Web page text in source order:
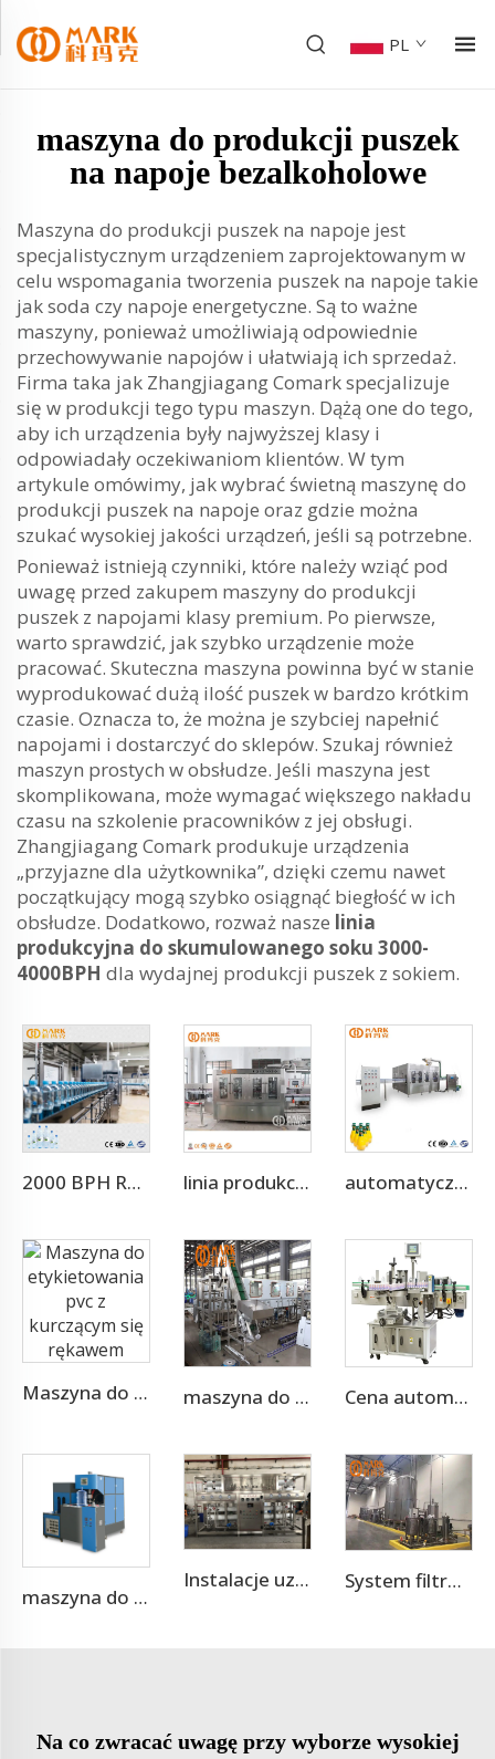
PL
maszyna do produkcji puszek
na napoje bezalkoholowe
Maszyna do produkcji puszek na napoje jest
specjalistycznym urządzeniem zaprojektowanym w
celu wspomagania tworzenia puszek na napoje takie
jak soda czy napoje energetyczne. Są to ważne
maszyny, ponieważ umożliwiają odpowiednie
przechowywanie napojów i ułatwiają ich sprzedaż.
Firma taka jak Zhangjiagang Comark specjalizuje
się w produkcji tego typu maszyn. Dążą one do tego,
aby ich urządzenia były najwyższej klasy i
odpowiadały oczekiwaniom klientów. W tym
artykule omówimy, jak wybrać świetną maszynę do
produkcji puszek na napoje oraz gdzie można
szukać wysokiej jakości urządzeń, jeśli są potrzebne.
Ponieważ istnieją czynniki, które należy wziąć pod
uwagę przed zakupem maszyny do produkcji
puszek z napojami klasy premium. Po pierwsze,
warto sprawdzić, jak szybko urządzenie może
pracować. Skuteczna maszyna powinna być w stanie
wyprodukować dużą ilość puszek w bardzo krótkim
czasie. Oznacza to, że można je szybciej napełnić
napojami i dostarczyć do sklepów. Szukaj również
maszyn prostych w obsłudze. Jeśli maszyna jest
skomplikowana, może wymagać większego nakładu
czasu na szkolenie pracowników z jej obsługi.
Zhangjiagang Comark produkuje urządzenia
„przyjazne dla użytkownika”, dzięki czemu nawet
początkujący mogą szybko osiągnąć biegłość w ich
obsłudze. Dodatkowo, rozważ nasze linia
produkcyjna do skumulowanego soku 3000-
4000BPH dla wydajnej produkcji puszek z sokiem.
2000 BPH Rotacyjna Maszyna 3 w 1 do Napełniania Wody (CGF8-8-3) linia produkcyjna do napełniania wody niegazowanej o wydajności 10 000 BPH automatyczne butelki z sokiem
Maszyna do etykietowania pvc z kurczącym się rękawem maszyna do butelkowania wody 300 Bph 5 galonów Cena automatycznej maszyny do naklejania samoprzylepnych etykiet z dwóch stron na płaskie i okrągłe butelki
maszyna do wytwarzania butelek 20L/5 galonów metodą rozdmuchiwania
Instalacje uzdatniania wody RO System filtracji wody z zastosowaniem odwróconej osmozy
Na co zwracać uwagę przy wyborze wysokiej